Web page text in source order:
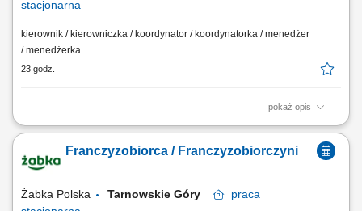
stacjonarna
kierownik / kierowniczka / koordynator / koordynatorka / menedżer
/ menedżerka
23 godz.
pokaż opis
Główne zadania: Prowadzenie własnej działalności gospodarczej w
obsługi. Monitorowanie stanów magazynowych i zamówień.
Dostosowywanie asortymentu sklepu do potrzeb lokalnego rynku.
Franczyzobiorca / Franczyzobiorczyni
Żabka Polska Tarnowskie Góry
praca